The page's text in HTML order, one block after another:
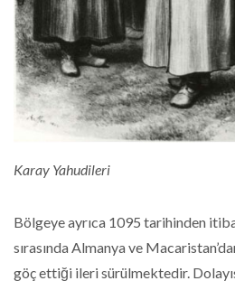
Karay Yahudileri
Bölgeye ayrıca 1095 tarihinden
sırasında Almanya ve
göç ettiği ileri sürülmektedir.